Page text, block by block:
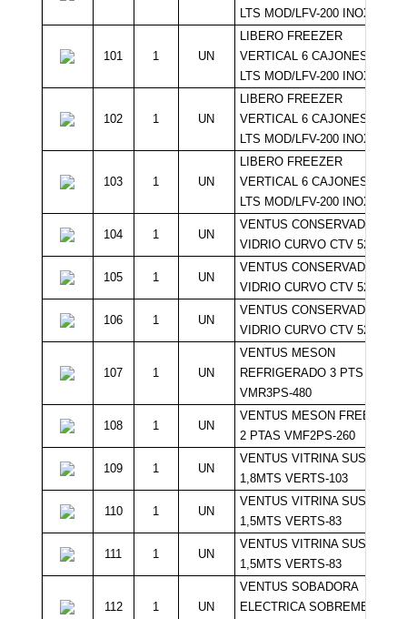
LTS MOD/LFV-200 INOX
101 1 UN
LIBERO FREEZER
VERTICAL 6 CAJONES 200
LTS MOD/LFV-200 INOX
102 1 UN
LIBERO FREEZER
VERTICAL 6 CAJONES 200
LTS MOD/LFV-200 INOX
103 1 UN
LIBERO FREEZER
VERTICAL 6 CAJONES 200
LTS MOD/LFV-200 INOX
104 1 UN
VENTUS CONSERVADORA
VIDRIO CURVO CTV 520-Q
105 1 UN
VENTUS CONSERVADORA
VIDRIO CURVO CTV 520-Q
106 1 UN
VENTUS CONSERVADORA
VIDRIO CURVO CTV 520-Q
107 1 UN
VENTUS MESON
REFRIGERADO 3 PTS
VMR3PS-480
108 1 UN
VENTUS MESON FREEZER
2 PTAS VMF2PS-260
109 1 UN
VENTUS VITRINA SUSHI
1,8MTS VERTS-103
110 1 UN
VENTUS VITRINA SUSHI
1,5MTS VERTS-83
111 1 UN
VENTUS VITRINA SUSHI
1,5MTS VERTS-83
112 1 UN
VENTUS SOBADORA
ELECTRICA SOBREMESA